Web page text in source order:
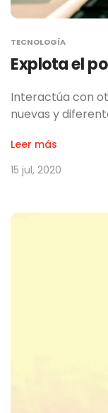
TECNOLOGÍA
Explota el
Interactúa con
nuevas y
Leer más
15 jul, 2020